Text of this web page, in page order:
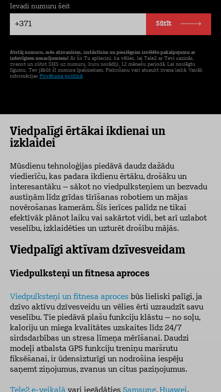
+371
Ievadi numuru šeit
Sūtīt
Atstāj numuru, mēs atzvanīsim, izstāstīsim un pieslēgsim izvēlēto pakalpojumu ar
izdevīgiem nosacījumiem! Ar šo Tu apliecini, ka vēlies, lai Tele2 ar Tevi sazinās,
zvanot un sūtot SMS uz numuru, kuru norādīji, 12 mēnešu periodā. Lai noslēgtu
līgumu, Tev jābūt šī numura īpašniekam. Piekrišanu vari atsaukt zvana laikā. Vairāk
informācijas Privātuma politikā.
Viedpalīgi ērtākai ikdienai un
izklaidei
Mūsdienu tehnoloģijas piedāvā daudz dažādu
viedierīču, kas padara ikdienu ērtāku, drošāku un
interesantāku – sākot no viedpulksteņiem un bezvadu
austiņām līdz grīdas tīrīšanas robotiem un mājas
novērošanas kamerām. Šīs ierīces palīdz ne tikai
efektīvāk plānot laiku vai sakārtot vidi, bet arī uzlabot
veselību, izklaidēties un uzturēt drošību mājās.
Viedpalīgi aktīvam dzīvesveidam
Viedpulksteņi un fitnesa aproces
Viedpulksteņi un fitnesa aproces būs lieliski palīgi, ja
dzīvo aktīvu dzīvesveidu un vēlies ērti uzraudzīt savu
veselību. Tie piedāvā plašu funkciju klāstu – no soļu,
kaloriju un miega kvalitātes uzskaites līdz 24/7
sirdsdarbības un stresa līmeņa mērīšanai. Daudzi
modeļi atbalsta GPS funkciju treniņu maršrutu
fiksēšanai, ir ūdensizturīgi un nodrošina iespēju
saņemt ziņojumus, zvanus un citus paziņojumus.